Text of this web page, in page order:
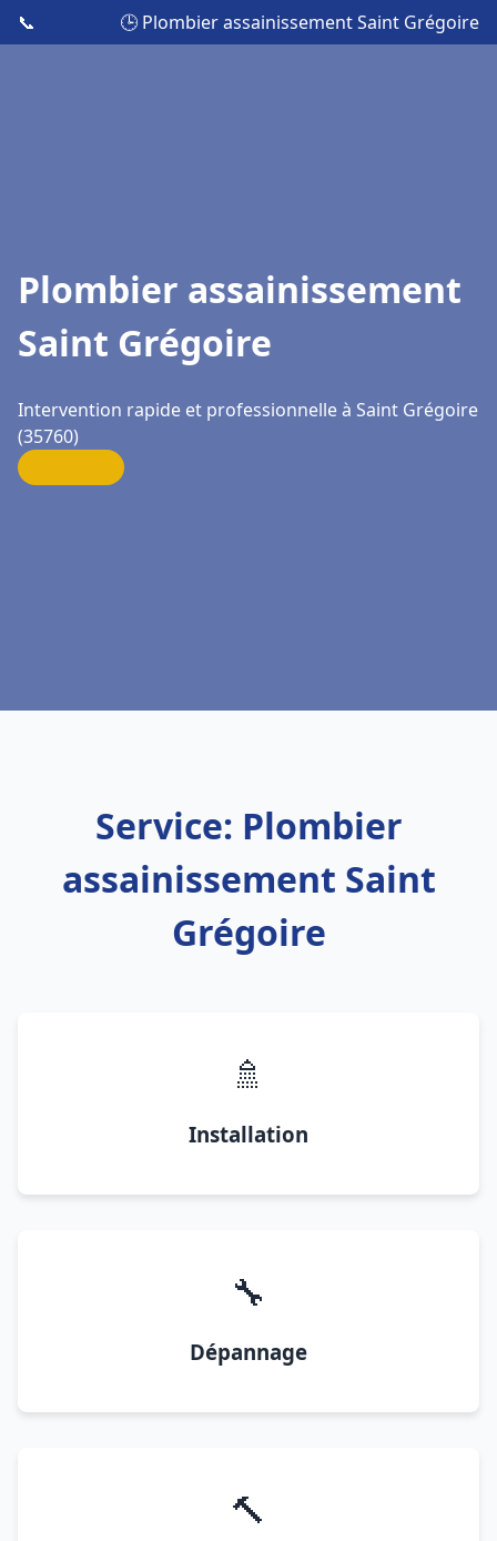
📞 🕒 Plombier assainissement Saint Grégoire
Plombier assainissement
Saint Grégoire
Intervention rapide et professionnelle à Saint Grégoire
(35760)
Service: Plombier
assainissement Saint
Grégoire
🚿
Installation
🔧
Dépannage
🔨